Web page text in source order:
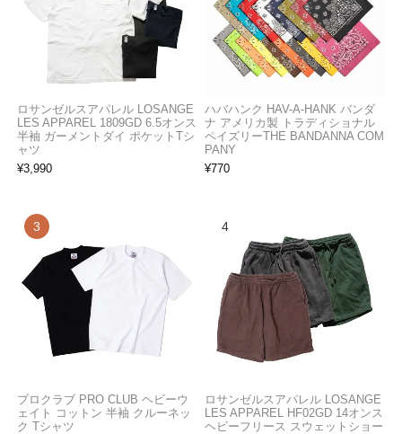
ロサンゼルスアパレル LOSANGE
LES APPAREL 1809GD 6.5オンス
半袖 ガーメントダイ ポケットTシ
ャツ
¥3,990
ハバハンク HAV-A-HANK バンダ
ナ アメリカ製 トラディショナル
ペイズリーTHE BANDANNA COM
PANY
¥770
プロクラブ PRO CLUB ヘビーウ
ェイト コットン 半袖 クルーネッ
ク Tシャツ
ロサンゼルスアパレル LOSANGE
LES APPAREL HF02GD 14オンス
ヘビーフリース スウェットショー